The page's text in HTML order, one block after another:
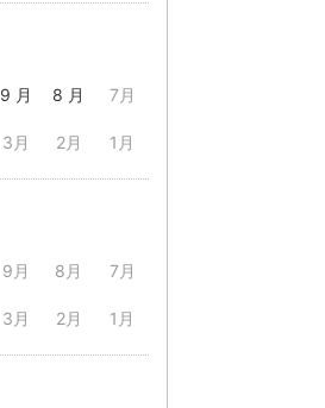
9 月 8 月 7月
3月 2月 1月
9月 8月 7月
3月 2月 1月